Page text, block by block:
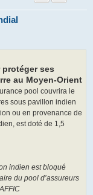
protéger ses
au Moyen-Orient
pool couvrira le
sous pavillon indien
ou en provenance de
est doté de 1,5
indien est bloqué
du pool d’assureurs